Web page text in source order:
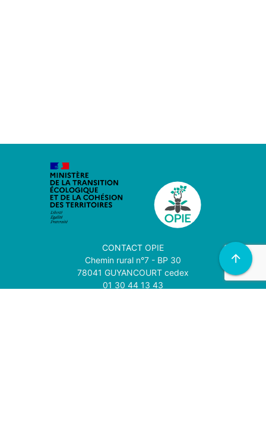
CONTACT OPIE
Chemin rural n°7 - BP 30
78041 GUYANCOURT cedex
01 30 44 13 43
arrow_upward